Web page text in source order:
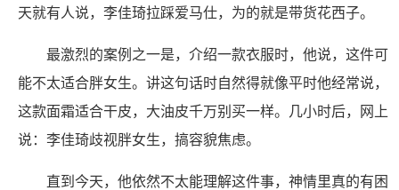
天就有人说，李佳琦拉踩爱马仕，为的就是带货花西子。
最激烈的案例之一是，介绍一款衣服时，他说，这件可
能不太适合胖女生。讲这句话时自然得就像平时他经常说，
这款面霜适合干皮，大油皮千万别买一样。几小时后，网上
说：李佳琦歧视胖女生，搞容貌焦虑。
直到今天，他依然不太能理解这件事，神情里真的有困